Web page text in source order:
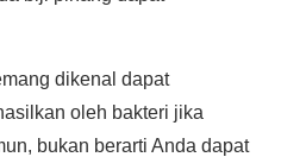
dikenal dapat
oleh bakteri jika
bukan berarti Anda dapat